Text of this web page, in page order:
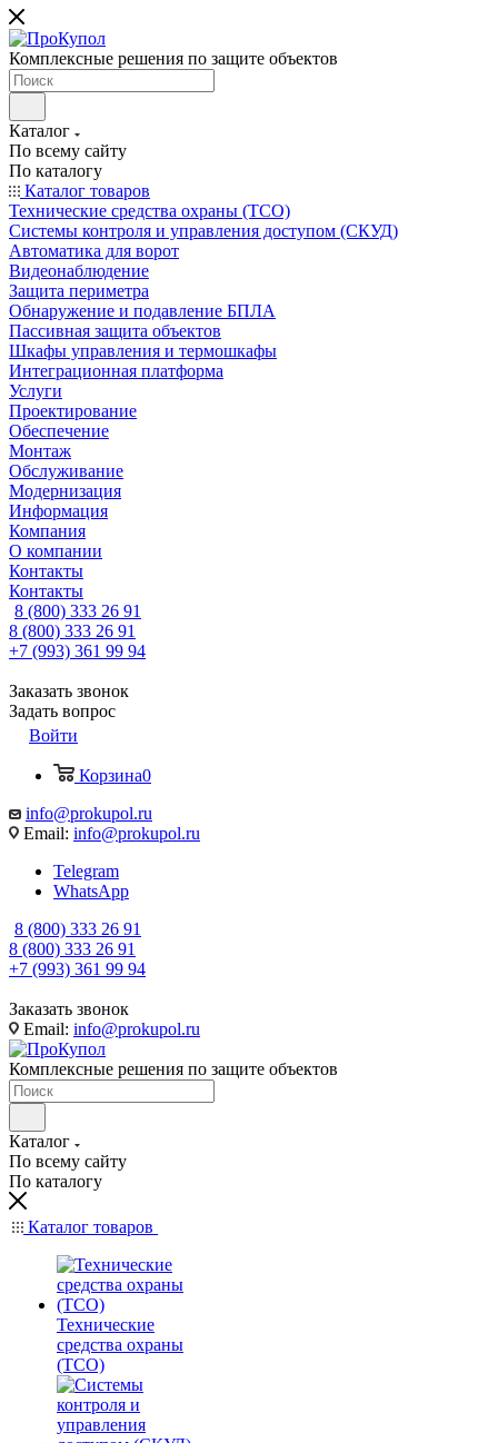
Комплексные решения по защите объектов
Каталог
По всему сайту
По каталогу
Каталог товаров
Технические средства охраны (ТСО)
Системы контроля и управления доступом (СКУД)
Автоматика для ворот
Видеонаблюдение
Защита периметра
Обнаружение и подавление БПЛА
Пассивная защита объектов
Шкафы управления и термошкафы
Интеграционная платформа
Услуги
Проектирование
Обеспечение
Монтаж
Обслуживание
Модернизация
Информация
Компания
О компании
Контакты
Контакты
8 (800) 333 26 91
8 (800) 333 26 91
+7 (993) 361 99 94
Заказать звонок
Задать вопрос
Войти
Корзина0
info@prokupol.ru
Email: info@prokupol.ru
Telegram
WhatsApp
8 (800) 333 26 91
8 (800) 333 26 91
+7 (993) 361 99 94
Заказать звонок
Email: info@prokupol.ru
Комплексные решения по защите объектов
Каталог
По всему сайту
По каталогу
Каталог товаров
Технические
средства охраны
(ТСО)